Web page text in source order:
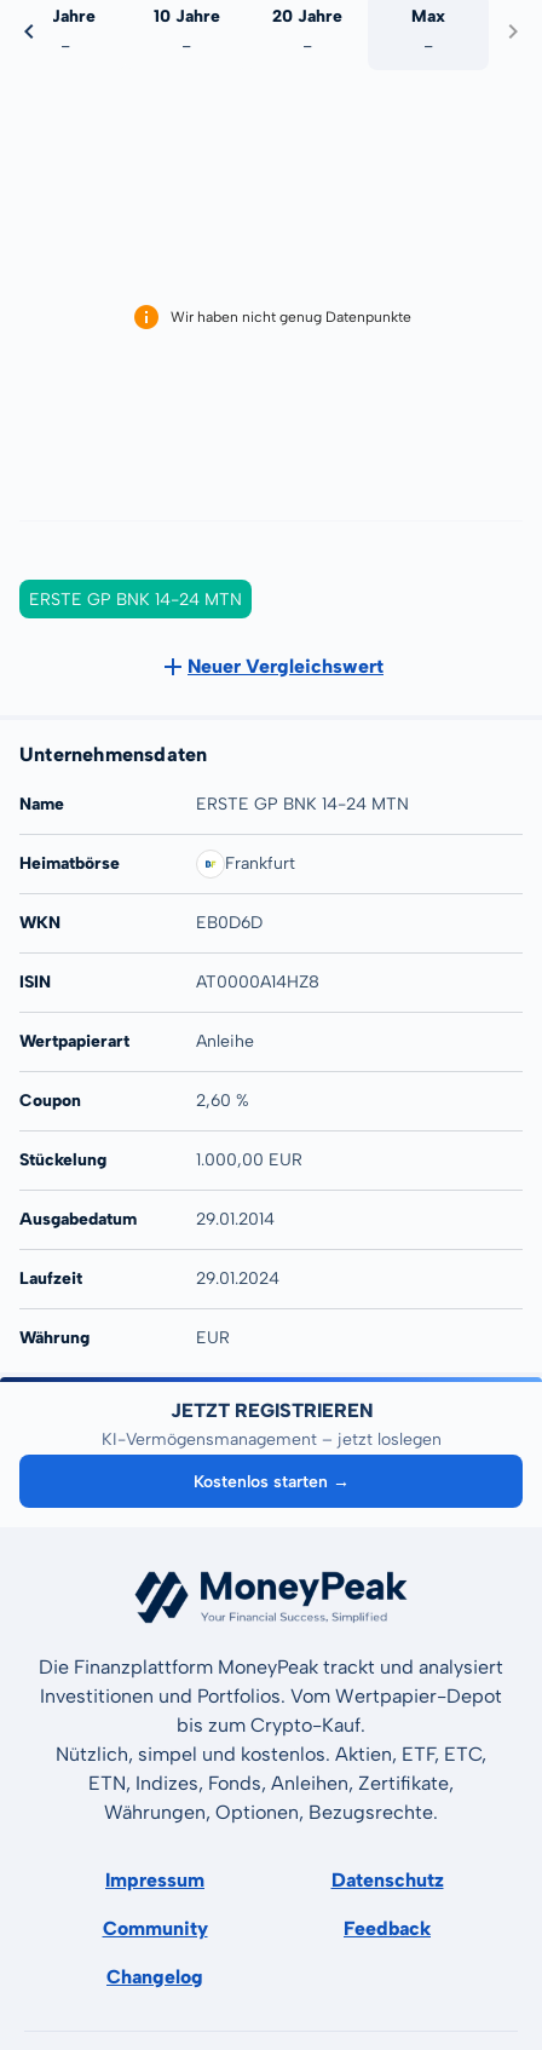
5 Jahre
-
10 Jahre
-
20 Jahre
-
Max
-
Wir haben nicht genug Datenpunkte
ERSTE GP BNK 14-24 MTN
Neuer Vergleichswert
Unternehmensdaten
Name ERSTE GP BNK 14-24 MTN
Heimatbörse Frankfurt
WKN EB0D6D
ISIN AT0000A14HZ8
Wertpapierart Anleihe
Coupon 2,60 %
Stückelung 1.000,00 EUR
Ausgabedatum 29.01.2014
Laufzeit 29.01.2024
Währung EUR
JETZT REGISTRIEREN
KI-Vermögensmanagement – jetzt loslegen
Kostenlos starten →
Die Finanzplattform MoneyPeak trackt und analysiert
Investitionen und Portfolios. Vom Wertpapier-Depot
bis zum Crypto-Kauf.
Nützlich, simpel und kostenlos. Aktien, ETF, ETC,
ETN, Indizes, Fonds, Anleihen, Zertifikate,
Währungen, Optionen, Bezugsrechte.
Impressum Datenschutz
Community Feedback
Changelog